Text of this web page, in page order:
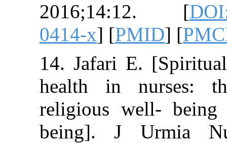
0414-x] [ PMID
14. Jafari E.
health in
religious well-
being]. J